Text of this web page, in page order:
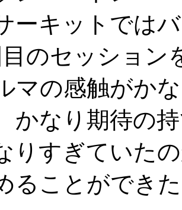
ーキットでは
目のセッション
マの感触がか
かなり期待の
りすぎていた
ることができ